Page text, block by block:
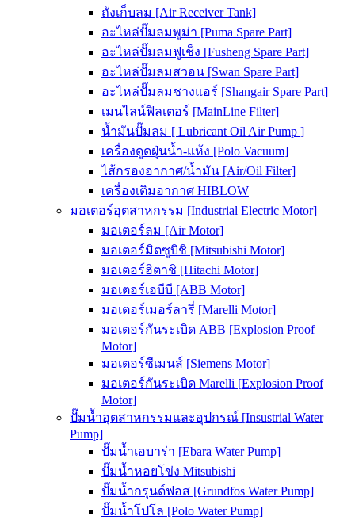
ถังเก็บลม [Air Receiver Tank]
อะไหล่ปั๊มลมพูม่า [Puma Spare Part]
อะไหล่ปั๊มลมฟูเช็ง [Fusheng Spare Part]
อะไหล่ปั๊มลมสวอน [Swan Spare Part]
อะไหล่ปั๊มลมชางแอร์ [Shangair Spare Part]
เมนไลน์ฟิลเตอร์ [MainLine Filter]
น้ำมันปั๊มลม [ Lubricant Oil Air Pump ]
เครื่องดูดฝุ่นน้ำ-แห้ง [Polo Vacuum]
ไส้กรองอากาศ/น้ำมัน [Air/Oil Filter]
เครื่องเติมอากาศ HIBLOW
มอเตอร์อุตสาหกรรม [Industrial Electric Motor]
มอเตอร์ลม [Air Motor]
มอเตอร์มิตซูบิชิ [Mitsubishi Motor]
มอเตอร์ฮิตาชิ [Hitachi Motor]
มอเตอร์เอบีบี [ABB Motor]
มอเตอร์เมอร์ลารี่ [Marelli Motor]
มอเตอร์กันระเบิด ABB [Explosion Proof
Motor]
มอเตอร์ซีเมนส์ [Siemens Motor]
มอเตอร์กันระเบิด Marelli [Explosion Proof
Motor]
ปั๊มน้ำอุตสาหกรรมและอุปกรณ์ [Insustrial Water
Pump]
ปั๊มน้ำเอบาร่า [Ebara Water Pump]
ปั๊มน้ำหอยโข่ง Mitsubishi
ปั๊มน้ำกรุนด์ฟอส [Grundfos Water Pump]
ปั๊มน้ำโปโล [Polo Water Pump]